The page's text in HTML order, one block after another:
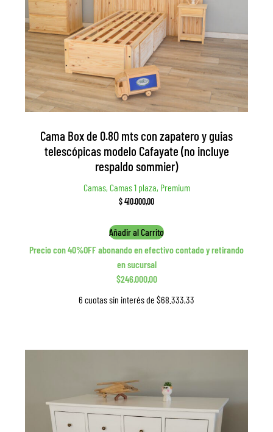
Cama Box de 0.80 mts con zapatero y guias
telescópicas modelo Cafayate (no incluye
respaldo sommier)
Camas, Camas 1 plaza, Premium
$410.000,00
Añadir al Carrito
Precio con 40%OFF abonando en efectivo contado y retirando
en sucursal
$246.000,00
6 cuotas sin interés de $68.333,33